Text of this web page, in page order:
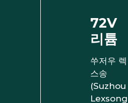
72V
리튬
쑤저우 렉
스송
(Suzhou